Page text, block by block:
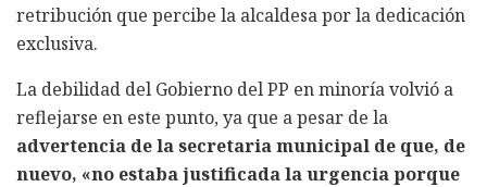
retribución que percibe la alcaldesa por la dedicación
exclusiva.
La debilidad del Gobierno del PP en minoría volvió a
reflejarse en este punto, ya que a pesar de la
advertencia de la secretaria municipal de que, de
nuevo, «no estaba justificada la urgencia porque